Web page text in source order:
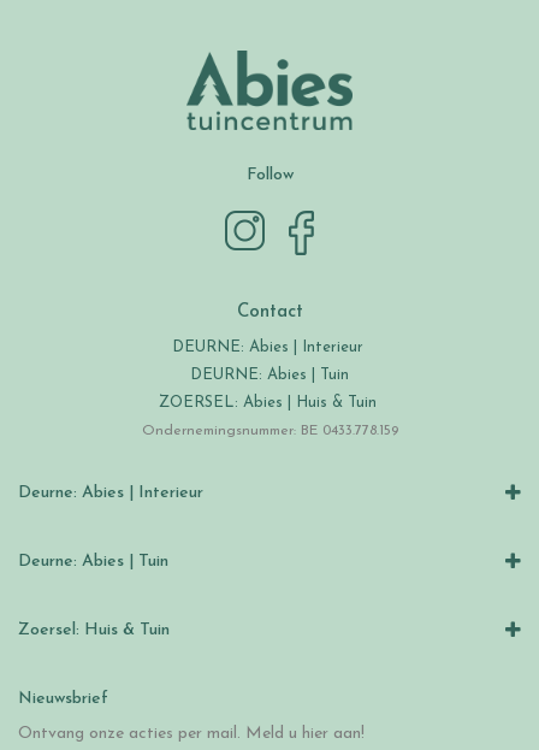
Follow
Contact
DEURNE: Abies | Interieur
DEURNE: Abies | Tuin
ZOERSEL: Abies | Huis & Tuin
Ondernemingsnummer: BE 0433.778.159
Deurne: Abies | Interieur
Deurne: Abies | Tuin
Zoersel: Huis & Tuin
Nieuwsbrief
Ontvang onze acties per mail. Meld u hier aan!